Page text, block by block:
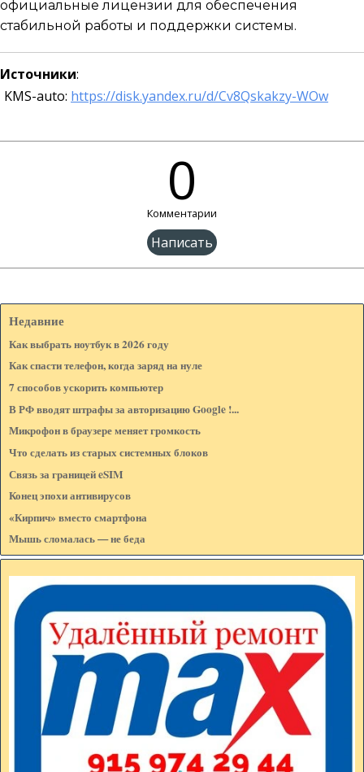
официальные лицензии для обеспечения
стабильной работы и поддержки системы.
Источники:
KMS-auto: https://disk.yandex.ru/d/Cv8Qskakzy-WOw
0
Комментарии
Веб-сайт: (Если есть)
E-mail: (не показывается на странице)*
Сообщение:*
Недавние
Как выбрать ноутбук в 2026 году
Как спасти телефон, когда заряд на нуле
7 способов ускорить компьютер
В РФ вводят штрафы за авторизацию Google !...
Микрофон в браузере меняет громкость
Что сделать из старых системных блоков
Связь за границей eSIM
Конец эпохи антивирусов
«Кирпич» вместо смартфона
Мышь сломалась — не беда